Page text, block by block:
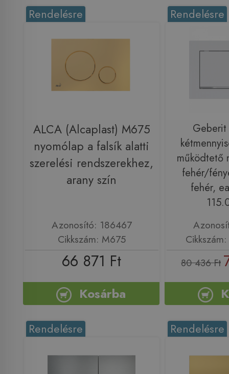
Rendelésre
ALCA (Alcaplast) M675
nyomólap a falsík alatti
szerelési rendszerekhez,
arany szín
Azonosító: 186467
Cikkszám: M675
66 871 Ft
Kosárba
Rendelésre
működtető
fehér/
fehér,
80 436 Ft
Rendelésre Rendelésre